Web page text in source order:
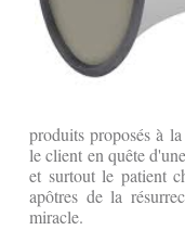
produits proposés à
le client en quête
et surtout le patient
apôtres de la
miracle.